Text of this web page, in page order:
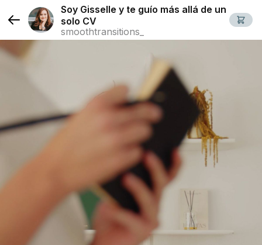
Soy Gisselle y te guío más allá de un
solo CV
smoothtransitions_
Slide 1 of 1